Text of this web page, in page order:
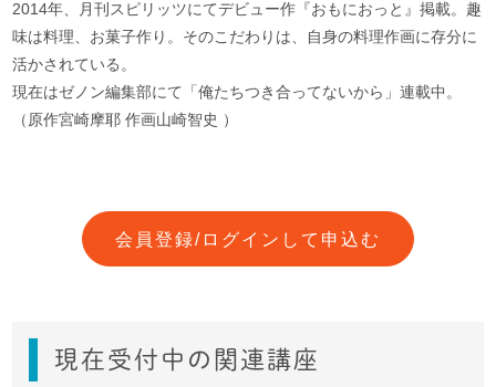
2014年、月刊スピリッツにてデビュー作『おもにおっと』掲載。趣
味は料理、お菓子作り。そのこだわりは、自身の料理作画に存分に
活かされている。
現在はゼノン編集部にて「俺たちつき合ってないから」連載中。
（原作宮崎摩耶 作画山崎智史 ）
会員登録/ログインして申込む
現在受付中の関連講座